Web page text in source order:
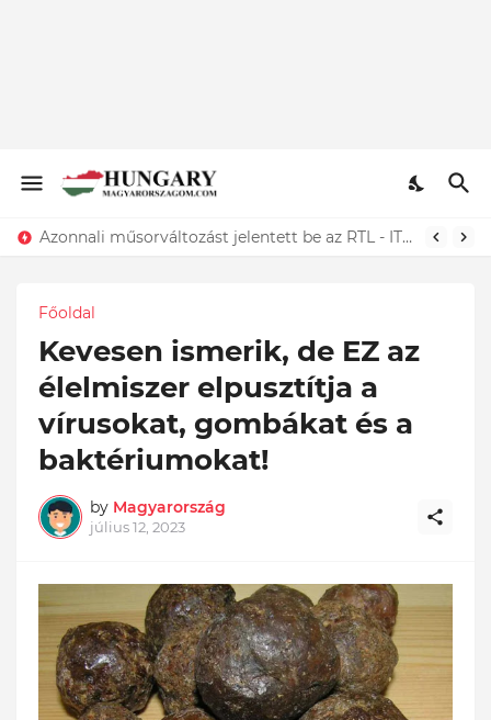
Azonnali műsorváltozást jelentett be az RTL - ITT az elképesztő oka...Megtörtént
Főoldal
Kevesen ismerik, de EZ az
élelmiszer elpusztítja a
vírusokat, gombákat és a
baktériumokat!
by Magyarország
július 12, 2023